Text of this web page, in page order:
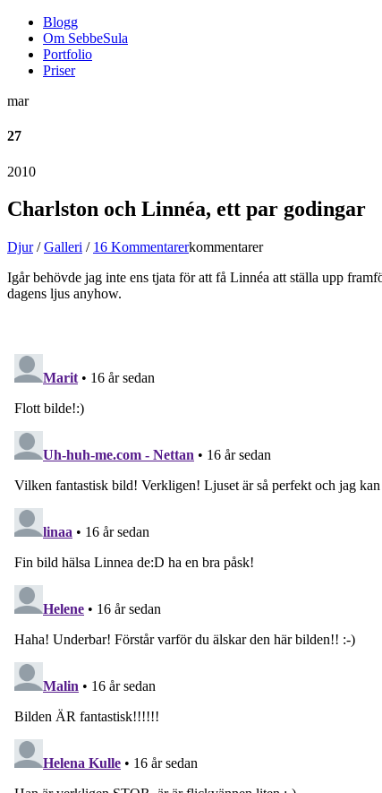
Blogg
Om SebbeSula
Portfolio
Priser
mar
27
2010
Charlston och Linnéa, ett par godingar
Djur/Galleri / 16 Kommentarerkommentarer
Igår behövde jag inte ens tjata för att få Linnéa att ställa upp
dagens ljus anyhow.